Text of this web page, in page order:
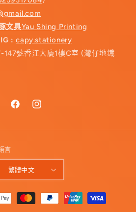
文具Yau Shing Printing
IG :capy.stationery
147號香江大廈1樓C室 (灣仔地鐵
FacebookInstagram
言
繁體中文